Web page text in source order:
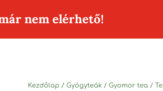
nem elérhető!
Kezdőlap/ Gyógyteák/ Gyomor tea /